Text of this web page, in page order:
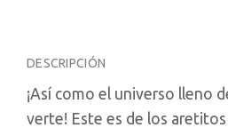
DESCRIPCIÓN
¡Así como el universo lleno
verte! Este es de los